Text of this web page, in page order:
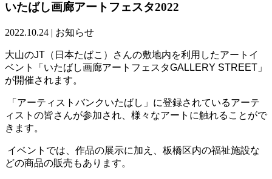
いたばし画廊アートフェスタ2022
2022.10.24 | お知らせ
大山のJT（日本たばこ）さんの敷地内を利用したアートイ
ベント「いたばし画廊アートフェスタGALLERY STREET」
が開催されます。
「アーティストバンクいたばし」に登録されているアーテ
ィストの皆さんが参加され、様々なアートに触れることがで
きます。
イベントでは、作品の展示に加え、板橋区内の福祉施設な
どの商品の販売もあります。